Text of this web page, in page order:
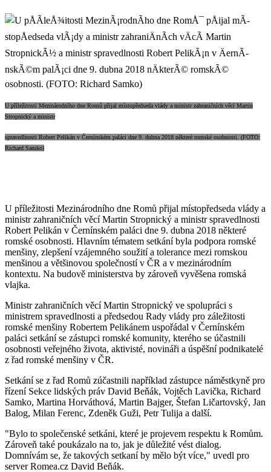
U příležitosti Mezinárodního dne Romů přijal místopředseda vlády a ministr zahraničních věcí Martin
Stropnický a ministr
spravedlnosti Robert Pelikán v Černínském paláci dne 9. dubna 2018 některé romské osobnosti. (FOTO:
Richard Samko)
U příležitosti Mezinárodního dne Romů přijal místopředseda vlády a
ministr zahraničních věcí Martin Stropnický a ministr spravedlnosti
Robert Pelikán v Černínském paláci dne 9. dubna 2018 některé
romské osobnosti. Hlavním tématem setkání byla podpora romské
menšiny, zlepšení vzájemného soužití a tolerance mezi romskou
menšinou a většinovou společností v ČR a v mezinárodním
kontextu. Na budově ministerstva by zároveň vyvěšena romská
vlajka.
Ministr zahraničních věcí Martin Stropnický ve spolupráci s
ministrem spravedlnosti a předsedou Rady vlády pro záležitosti
romské menšiny Robertem Pelikánem uspořádal v Černínském
paláci setkání se zástupci romské komunity, kterého se účastnili
osobnosti veřejného života, aktivisté, novináři a úspěšní podnikatelé
z řad romské menšiny v ČR.
Setkání se z řad Romů zúčastnili například zástupce náměstkyně pro
řízení Sekce lidských práv David Beňák, Vojtěch Lavička, Richard
Samko, Martina Horváthová, Martin Bajger, Štefan Ličartovský, Jan
Balog, Milan Ferenc, Zdeněk Guži, Petr Tulija a další.
"Bylo to společenské setkáni, které je projevem respektu k Romům.
Zároveň také poukázalo na to, jak je důležité vést dialog.
Domnívám se, že takových setkaní by mělo být více," uvedl pro
server Romea.cz David Beňák.